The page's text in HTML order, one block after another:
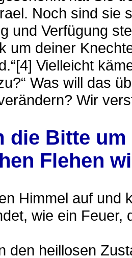
Noch sind sie
und Verfügung
um deiner
Vielleicht
Was will das
Wir
die Bitte
Flehen
Himmel auf und
wie ein Feuer,
den heillosen